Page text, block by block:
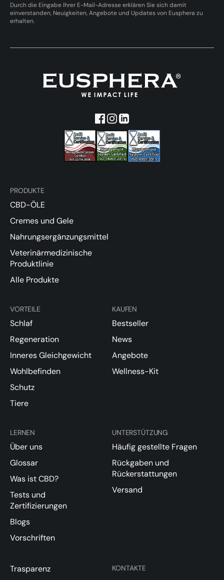
Durch die Eingabe Ihrer E-Mail-Adresse erklären Sie sich damit
einverstanden, Neuigkeiten, Angebote und Updates von Eusphera zu
erhalten.
PRODUKTE
CBD-ÖLE
Cremes und Gele
Nahrungsergänzungsmittel
Veterinärmedizinische
Produktlinie
Alle Produkte
VORTEILE
Schlaf
Regeneration
Inneres Gleichgewicht
Wohlbefinden
Schutz
Tiere
KAUFEN
Bestseller
News
Angebote
Wellness-Kit
LERNEN
Über uns
Glossar
Was ist CBD?
Tests und
Zertifizierungen
Blogs
Vorschriften
KONTAKTE
UNTERSTÜTZUNG
Häufig gestellte Fragen
Rückgaben und
Rückerstattungen
Versand
Trasparenz